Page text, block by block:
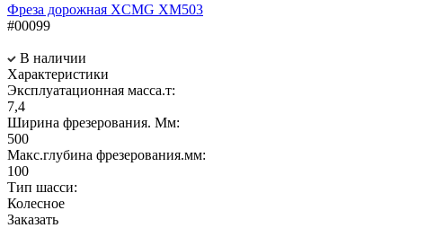
Фреза дорожная XCMG XM503
#00099
В наличии
Характеристики
Эксплуатационная масса.т:
7,4
Ширина фрезерования. Мм:
500
Макс.глубина фрезерования.мм:
100
Тип шасси:
Колесное
Заказать